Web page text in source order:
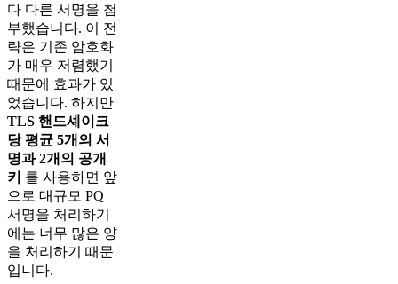
다 다른 서명을 첨
부했습니다. 이 전
략은 기존 암호화
가 매우 저렴했기
때문에 효과가 있
었습니다. 하지만
TLS 핸드셰이크
당 평균 5개의 서
명과 2개의 공개
키 를 사용하면 앞
으로 대규모 PQ
서명을 처리하기
에는 너무 많은 양
을 처리하기 때문
입니다.